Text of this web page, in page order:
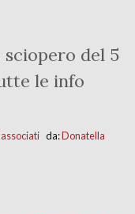
del 5
le info
da:Donatella